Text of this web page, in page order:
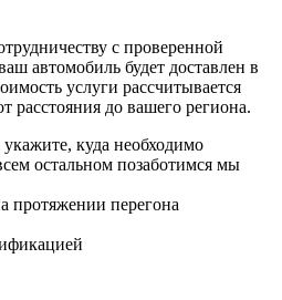
с проверенной
автомобиль будет доставлен в
услуги рассчитывается
расстояния до вашего региона.
куда необходимо
остальном позаботимся мы
протяжении перегона